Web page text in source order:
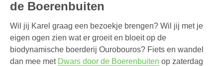
de Boerenbuiten
Wil jij Karel graag een bezoekje brengen? Wil jij met je
eigen ogen zien wat er groeit en bloeit op de
biodynamische boerderij Ourobouros? Fiets en wandel
dan mee met Dwars door de Boerenbuiten op zaterdag